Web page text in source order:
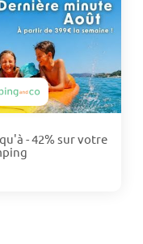
- 42% sur votre